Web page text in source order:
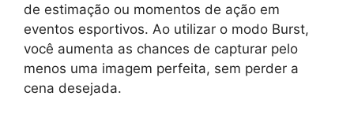
de estimação ou momentos de ação em
eventos esportivos. Ao utilizar o modo Burst,
você aumenta as chances de capturar pelo
menos uma imagem perfeita, sem perder a
cena desejada.